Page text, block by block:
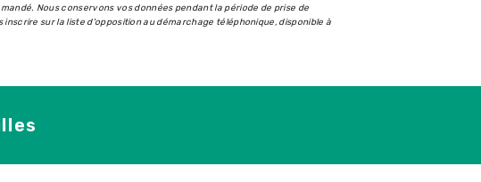
Nous conservons vos données pendant la période de prise de
sur la liste d'opposition au démarchage téléphonique, disponible à